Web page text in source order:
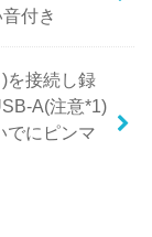
付き
を接続し録
A(注意*1)
でにピンマ